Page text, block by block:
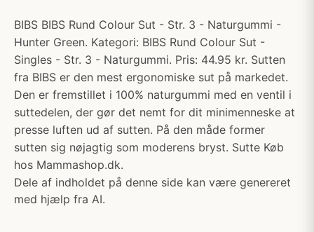
BIBS BIBS Rund Colour Sut - Str. 3 - Naturgummi -
Hunter Green. Kategori: BIBS Rund Colour Sut -
Singles - Str. 3 - Naturgummi. Pris: 44.95 kr. Sutten
fra BIBS er den mest ergonomiske sut på markedet.
Den er fremstillet i 100% naturgummi med en ventil i
suttedelen, der gør det nemt for dit minimenneske at
presse luften ud af sutten. På den måde former
sutten sig nøjagtig som moderens bryst. Sutte Køb
hos Mammashop.dk.
Dele af indholdet på denne side kan være genereret
med hjælp fra AI.